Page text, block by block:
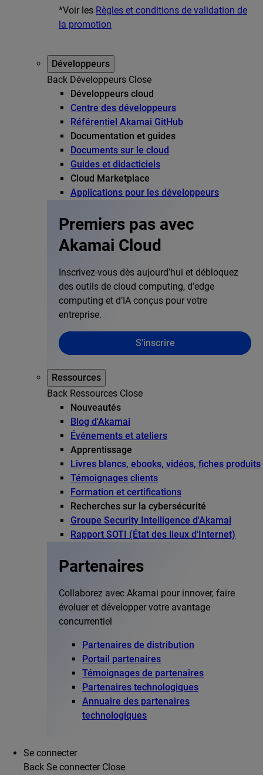
*Voir les Règles et conditions de validation de
la promotion
Développeurs
Back Développeurs Close
Développeurs cloud
Centre des développeurs
Référentiel Akamai GitHub
Documentation et guides
Documents sur le cloud
Guides et didacticiels
Cloud Marketplace
Applications pour les développeurs
Premiers pas avec
Akamai Cloud
Inscrivez-vous dès aujourd’hui et débloquez
des outils de cloud computing, d’edge
computing et d’IA conçus pour votre
entreprise.
S'inscrire
Ressources
Back Ressources Close
Nouveautés
Blog d'Akamai
Événements et ateliers
Apprentissage
Livres blancs, ebooks, vidéos, fiches produits
Témoignages clients
Formation et certifications
Recherches sur la cybersécurité
Groupe Security Intelligence d'Akamai
Rapport SOTI (État des lieux d'Internet)
Partenaires
Collaborez avec Akamai pour innover, faire
évoluer et développer votre avantage
concurrentiel
Partenaires de distribution
Portail partenaires
Témoignages de partenaires
Partenaires technologiques
Annuaire des partenaires
technologiques
Se connecter
Back Se connecter Close